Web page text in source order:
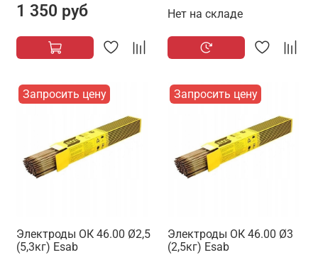
1 350 руб Нет на складе
Запросить цену
Электроды ОК 46.00 Ø2,5
(5,3кг) Esab
Запросить цену
Электроды ОК 46.00 Ø3
(2,5кг) Esab